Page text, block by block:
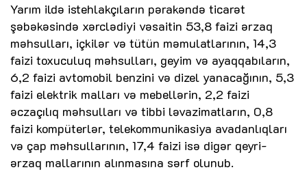
Yarım ildə istehlakçıların pərakəndə ticarət
şəbəkəsində xərclədiyi vəsaitin 53,8 faizi ərzaq
məhsulları, içkilər və tütün məmulatlarının, 14,3
faizi toxuculuq məhsulları, geyim və ayaqqabıların,
6,2 faizi avtomobil benzini və dizel yanacağının, 5,3
faizi elektrik malları və mebellərin, 2,2 faizi
əczaçılıq məhsulları və tibbi ləvazimatların, 0,8
faizi kompüterlər, telekommunikasiya avadanlıqları
və çap məhsullarının, 17,4 faizi isə digər qeyri-
ərzaq mallarının alınmasına sərf olunub.